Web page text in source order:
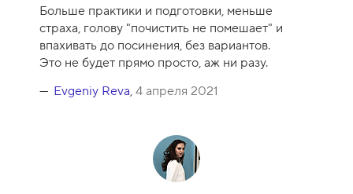
е
н
к
а
к
Больше практики и подготовки, меньше
страха, голову "почистить не помешает" и
впахивать до посинения, без вариантов.
Это не будет прямо просто, аж ни разу.
Evgeniy Reva, 4 апреля 2021